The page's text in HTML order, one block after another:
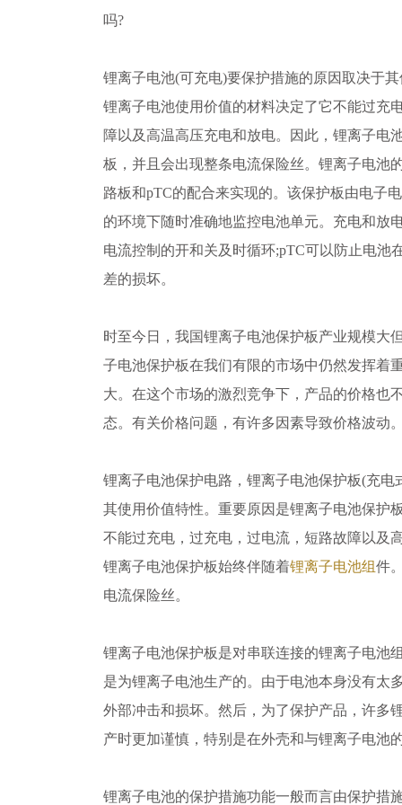
吗?
锂离子电池(可充电)要保护措施的原因取决于
锂离子电池使用价值的材料决定了它不能过充
障以及高温高压充电和放电。因此，锂离子电
板，并且会出现整条电流保险丝。锂离子电池
路板和pTC的配合来实现的。该保护板由电子
的环境下随时准确地监控电池单元。充电和放
电流控制的开和关及时循环;pTC可以防止电池
差的损坏。
时至今日，我国锂离子电池保护板产业规模大
子电池保护板在我们有限的市场中仍然发挥着
大。在这个市场的激烈竞争下，产品的价格也
态。有关价格问题，有许多因素导致价格波动
锂离子电池保护电路，锂离子电池保护板(充电
其使用价值特性。重要原因是锂离子电池保护
不能过充电，过充电，过电流，短路故障以及
锂离子电池保护板始终伴随着锂离子电池组件
电流保险丝。
锂离子电池保护板是对串联连接的锂离子电池
是为锂离子电池生产的。由于电池本身没有太
外部冲击和损坏。然后，为了保护产品，许多
产时更加谨慎，特别是在外壳和与锂离子电池
锂离子电池的保护措施功能一般而言由保护措